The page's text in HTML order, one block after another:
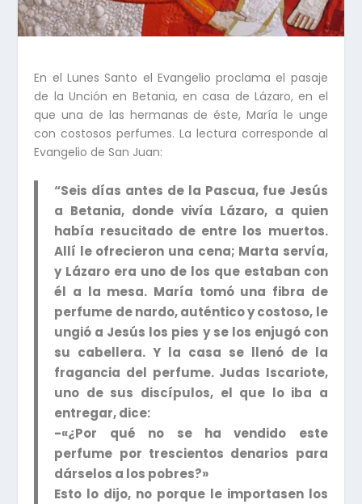
En el Lunes Santo el Evangelio proclama el pasaje
de la Unción en Betania, en casa de Lázaro, en el
que una de las hermanas de éste, María le unge
con costosos perfumes. La lectura corresponde al
Evangelio de San Juan:
“Seis días antes de la Pascua, fue Jesús
a Betania, donde vivía Lázaro, a quien
había resucitado de entre los muertos.
Allí le ofrecieron una cena; Marta servía,
y Lázaro era uno de los que estaban con
él a la mesa. María tomó una fibra de
perfume de nardo, auténtico y costoso, le
ungió a Jesús los pies y se los enjugó con
su cabellera. Y la casa se llenó de la
fragancia del perfume. Judas Iscariote,
uno de sus discípulos, el que lo iba a
entregar, dice:
-«¿Por qué no se ha vendido este
perfume por trescientos denarios para
dárselos a los pobres?»
Esto lo dijo, no porque le importasen los